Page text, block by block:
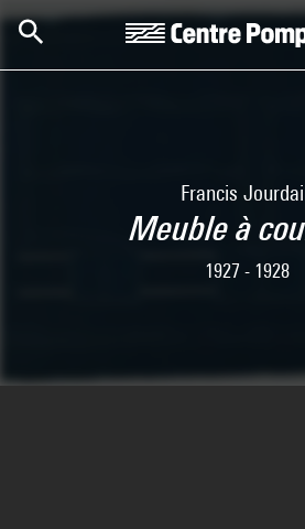
Skip to main content
Centre Pompidou
Francis
Meuble à
1927 - 1928